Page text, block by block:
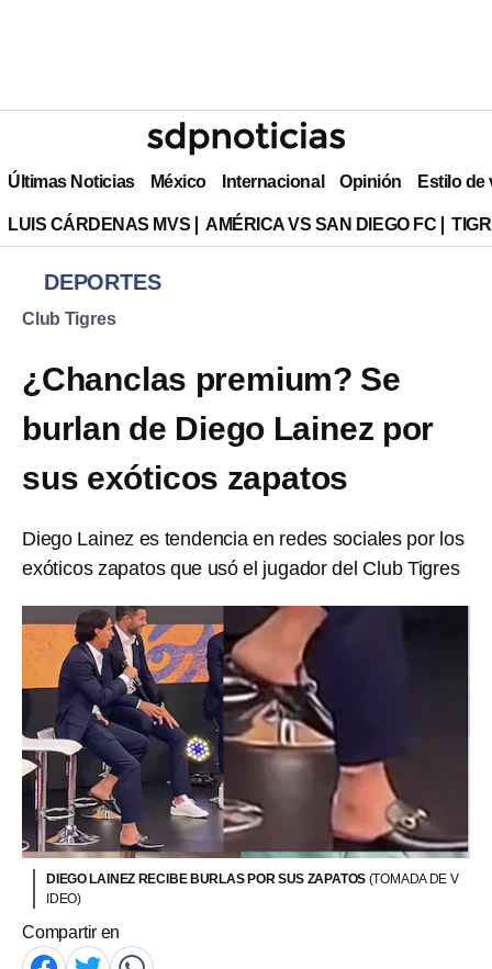
Últimas Noticias México Internacional Opinión Estilo de
LUIS CÁRDENAS MVS AMÉRICA VS SAN DIEGO FC
DEPORTES
Club Tigres
¿Chanclas premium? Se
burlan de Diego Lainez por
sus exóticos zapatos
Diego Lainez es tendencia en redes sociales por los
exóticos zapatos que usó el jugador del Club Tigres
DIEGO LAINEZ RECIBE BURLAS POR SUS ZAPATOS (TOMADA DE V
IDEO)
Compartir en